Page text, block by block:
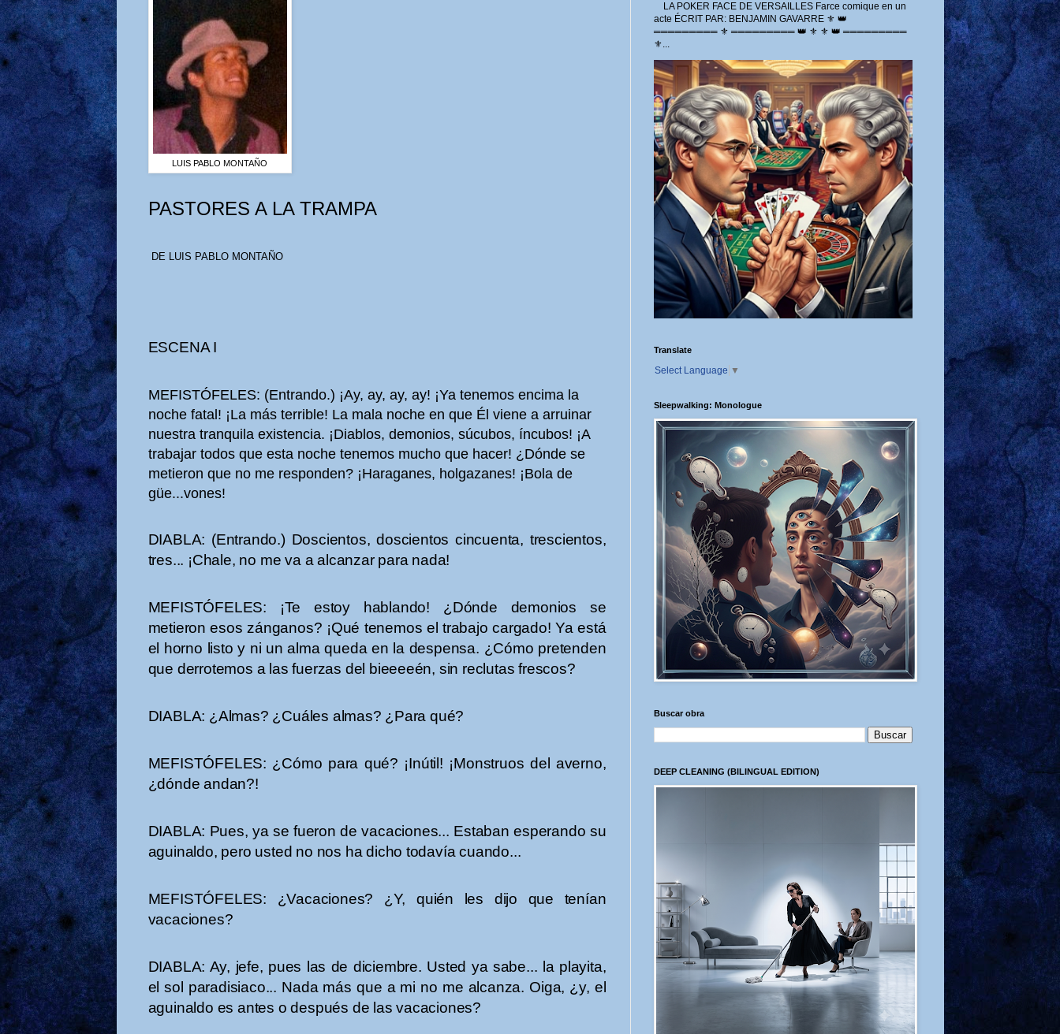
LUIS PABLO MONTAÑO
PASTORES A LA TRAMPA
DE LUIS PABLO MONTAÑO
ESCENA I
MEFISTÓFELES: (Entrando.) ¡Ay, ay, ay, ay! ¡Ya tenemos encima la
noche fatal! ¡La más terrible! La mala noche en que Él viene a arruinar
nuestra tranquila existencia. ¡Diablos, demonios, súcubos, íncubos! ¡A
trabajar todos que esta noche tenemos mucho que hacer! ¿Dónde se
metieron que no me responden? ¡Haraganes, holgazanes! ¡Bola de
güe...vones!
DIABLA: (Entrando.) Doscientos, doscientos cincuenta, trescientos,
tres... ¡Chale, no me va a alcanzar para nada!
MEFISTÓFELES: ¡Te estoy hablando! ¿Dónde demonios se
metieron esos zánganos? ¡Qué tenemos el trabajo cargado! Ya está
el horno listo y ni un alma queda en la despensa. ¿Cómo pretenden
que derrotemos a las fuerzas del bieeeeén, sin reclutas frescos?
DIABLA: ¿Almas? ¿Cuáles almas? ¿Para qué?
MEFISTÓFELES: ¿Cómo para qué? ¡Inútil! ¡Monstruos del averno,
¿dónde andan?!
DIABLA: Pues, ya se fueron de vacaciones... Estaban esperando su
aguinaldo, pero usted no nos ha dicho todavía cuando...
MEFISTÓFELES: ¿Vacaciones? ¿Y, quién les dijo que tenían
vacaciones?
DIABLA: Ay, jefe, pues las de diciembre. Usted ya sabe... la playita,
el sol paradisiaco... Nada más que a mi no me alcanza. Oiga, ¿y, el
aguinaldo es antes o después de las vacaciones?
LA POKER FACE DE VERSAILLES Farce comique en un
acte ÉCRIT PAR: BENJAMIN GAVARRE ⚜️ 👑
═════════ ⚜️ ═════════ 👑 ⚜️ ⚜️ 👑 ═════════
⚜...
Translate
Select Language ▼
Sleepwalking: Monologue
Buscar obra
DEEP CLEANING (BILINGUAL EDITION)